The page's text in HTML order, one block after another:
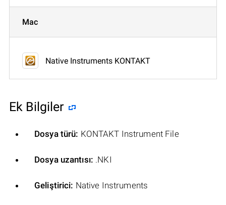
Mac
Native Instruments KONTAKT
Ek Bilgiler
Dosya türü: KONTAKT Instrument File
Dosya uzantısı: .NKI
Geliştirici: Native Instruments